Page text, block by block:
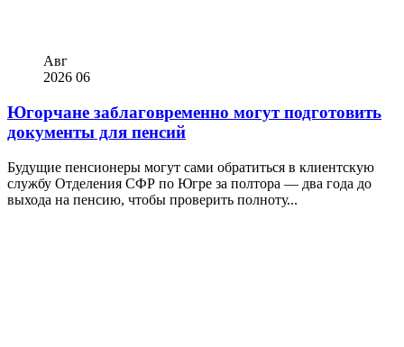
Авг
2026 06
Югорчане заблаговременно могут подготовить
документы для пенсий
Будущие пенсионеры могут сами обратиться в клиентскую
службу Отделения СФР по Югре за полтора — два года до
выхода на пенсию, чтобы проверить полноту...